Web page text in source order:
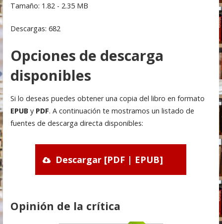
Tamaño: 1.82 - 2.35 MB
Descargas: 682
Opciones de descarga
disponibles
Si lo deseas puedes obtener una copia del libro en formato
EPUBy PDF. A continuación te mostramos un listado de
fuentes de descarga directa disponibles:
Descargar [PDF | EPUB]
Opinión de la crítica